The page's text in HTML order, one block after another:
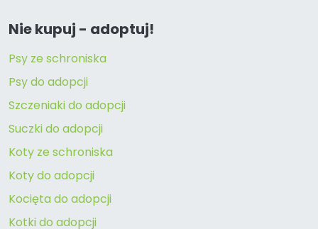
Nie kupuj - adoptuj!
Psy ze schroniska
Psy do adopcji
Szczeniaki do adopcji
Suczki do adopcji
Koty ze schroniska
Koty do adopcji
Kocięta do adopcji
Kotki do adopcji